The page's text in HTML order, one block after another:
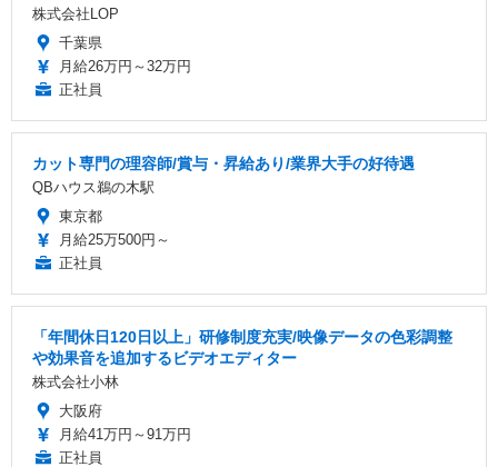
株式会社LOP
千葉県
月給26万円～32万円
正社員
カット専門の理容師/賞与・昇給あり/業界大手の好待遇
QBハウス鵜の木駅
東京都
月給25万500円～
正社員
「年間休日120日以上」研修制度充実/映像データの色彩調整
や効果音を追加するビデオエディター
株式会社小林
大阪府
月給41万円～91万円
正社員